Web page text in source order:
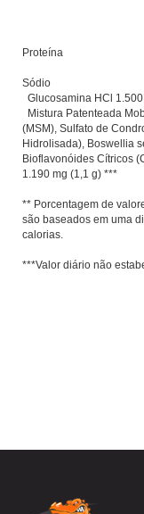
Proteína
Sódio
Glucosamina HCl
Mistura Patenteada
(MSM), Sulfato de
Hidrolisada), Boswellia
Bioflavonóides Cítricos
1.190 mg (1,1 g) ***
** Porcentagem de
são baseados em uma
calorias.
***Valor diário não